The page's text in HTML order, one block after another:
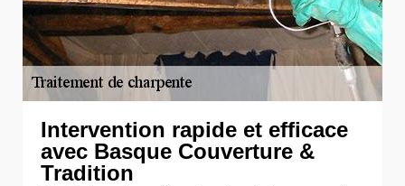
Intervention rapide et efficace
avec Basque Couverture &
Tradition